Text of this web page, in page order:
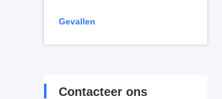
Gevallen
Contacteer ons